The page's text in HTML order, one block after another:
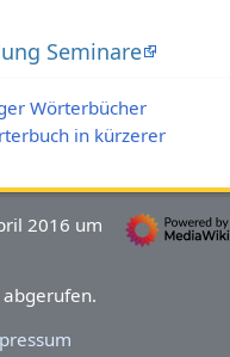
Seminare
Wörterbücher
in kürzerer
2016 um